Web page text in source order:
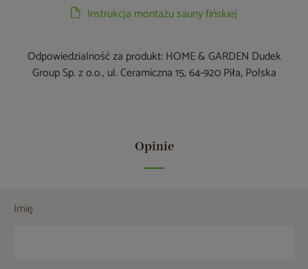
Instrukcja montażu sauny fińskiej
Odpowiedzialność za produkt: HOME & GARDEN Dudek
Group Sp. z o.o., ul. Ceramiczna 15, 64-920 Piła, Polska
Opinie
Imię